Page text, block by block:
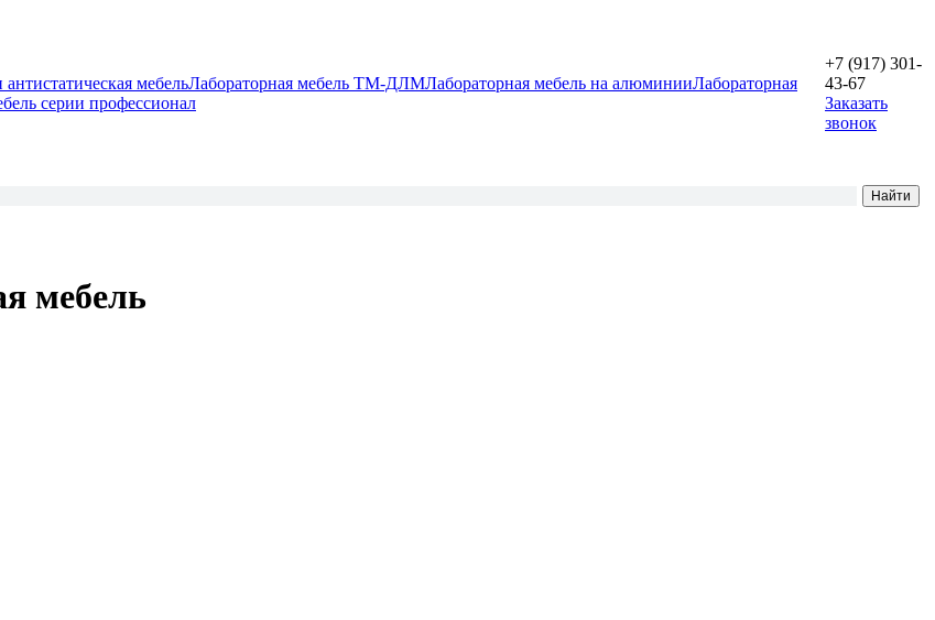
мебельЛабораторная мебель ТМ-ДЛМЛабораторная мебель на алюминииЛабораторная
серии профессионал
+7 (917) 301-
43-67
Заказать
звонок
мебель